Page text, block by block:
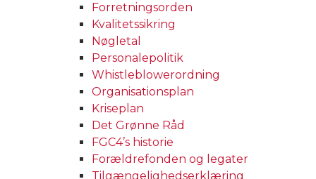
Forretningsorden
Kvalitetssikring
Nøgletal
Personalepolitik
Whistleblowerordning
Organisationsplan
Kriseplan
Det Grønne Råd
FGC4’s historie
Forældrefonden og legater
Tilgængelighedserklæring